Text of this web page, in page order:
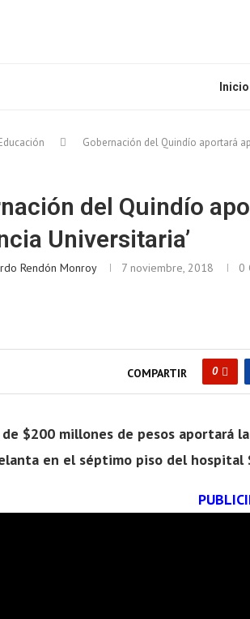
Inicio
Gobernación del Quindío aportará
del Quindío
Universitaria’
Rendón Monroy 7 noviembre, 2018 0
COMPARTIR 0
$200 millones de pesos aportará
en el séptimo piso del hospital